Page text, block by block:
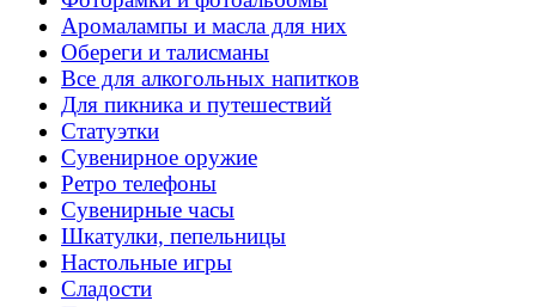
Аромалампы и масла для них
Обереги и талисманы
Все для алкогольных напитков
Для пикника и путешествий
Статуэтки
Сувенирное оружие
Ретро телефоны
Сувенирные часы
Шкатулки, пепельницы
Настольные игры
Сладости